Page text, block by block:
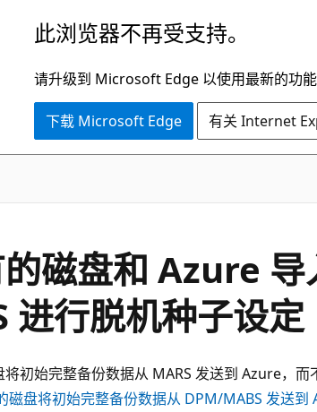
此浏览器不再受支持。
请升级到 Microsoft Edge 以使用最新的功能
下载 Microsoft Edge 有关 Internet
磁盘和 Azure
进行脱机种子设定
初始完整备份数据从 MARS 发送到 Azure，而
磁盘将初始完整备份数据从 DPM/MABS 发送到